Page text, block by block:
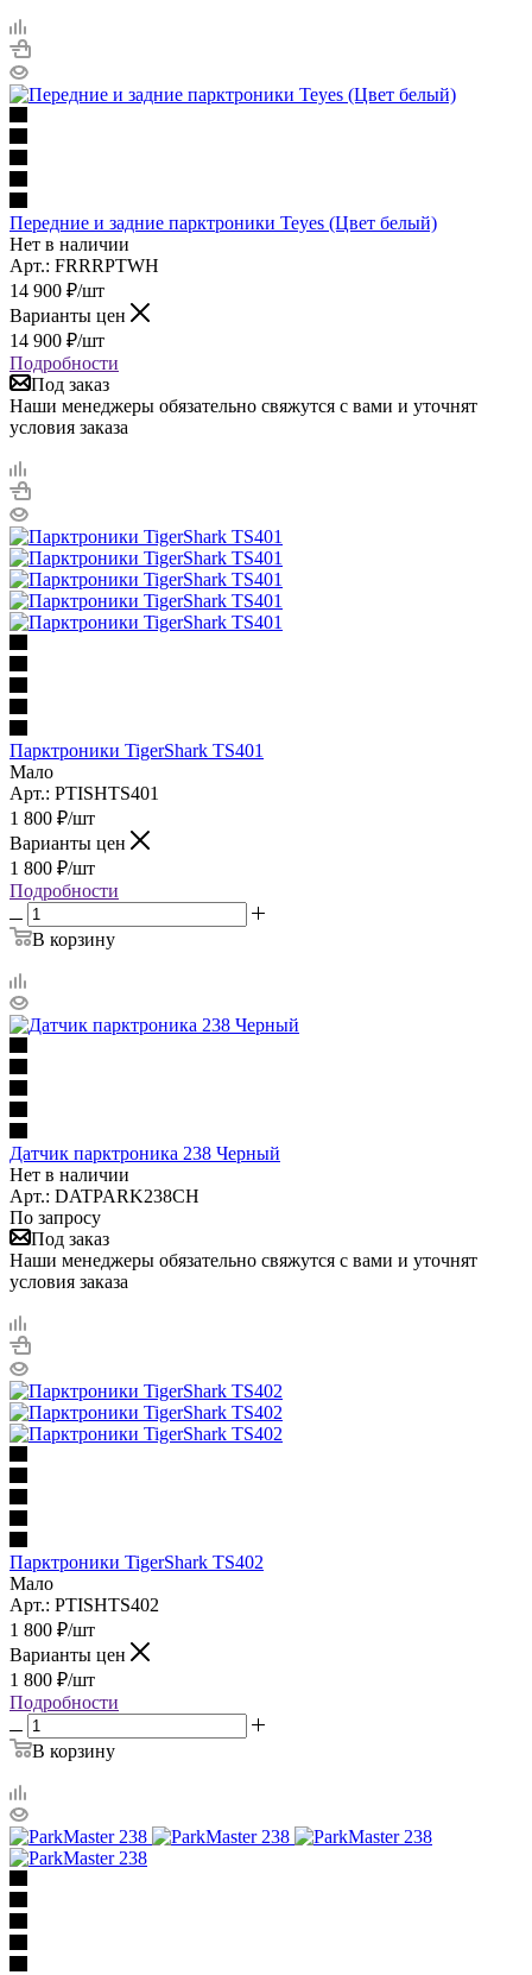
Передние и задние парктроники Teyes (Цвет белый)
Нет в наличии
Арт.: FRRRPTWH
14 900 ₽/шт
Варианты цен
14 900 ₽/шт
Подробности
Под заказ
Наши менеджеры обязательно свяжутся с вами и уточнят
условия заказа
Парктроники TigerShark TS401
Мало
Арт.: PTISHTS401
1 800 ₽/шт
Варианты цен
1 800 ₽/шт
Подробности
В корзину
Датчик парктроника 238 Черный
Нет в наличии
Арт.: DATPARK238CH
По запросу
Под заказ
Наши менеджеры обязательно свяжутся с вами и уточнят
условия заказа
Парктроники TigerShark TS402
Мало
Арт.: PTISHTS402
1 800 ₽/шт
Варианты цен
1 800 ₽/шт
Подробности
В корзину